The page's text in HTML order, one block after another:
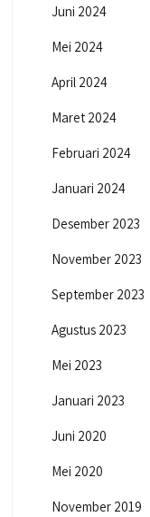
Juni 2024
Mei 2024
April 2024
Maret 2024
Februari 2024
Januari 2024
Desember 2023
November 2023
September 2023
Agustus 2023
Mei 2023
Januari 2023
Juni 2020
Mei 2020
November 2019